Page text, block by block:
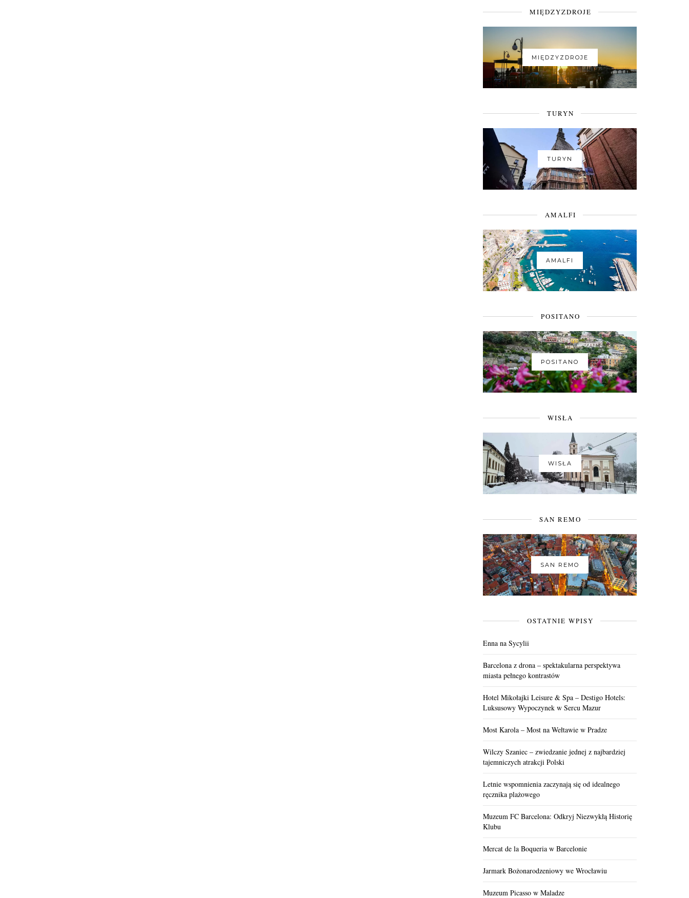
MIĘDZYZDROJE
MIĘDZYZDROJE
TURYN
TURYN
AMALFI
AMALFI
POSITANO
POSITANO
WISŁA
WISŁA
SAN REMO
SAN REMO
OSTATNIE WPISY
Enna na Sycylii
Barcelona z drona – spektakularna perspektywa
miasta pełnego kontrastów
Hotel Mikołajki Leisure & Spa – Destigo Hotels:
Luksusowy Wypoczynek w Sercu Mazur
Most Karola – Most na Wełtawie w Pradze
Wilczy Szaniec – zwiedzanie jednej z najbardziej
tajemniczych atrakcji Polski
Letnie wspomnienia zaczynają się od idealnego
ręcznika plażowego
Muzeum FC Barcelona: Odkryj Niezwykłą Historię
Klubu
Mercat de la Boqueria w Barcelonie
Jarmark Bożonarodzeniowy we Wrocławiu
Muzeum Picasso w Maladze